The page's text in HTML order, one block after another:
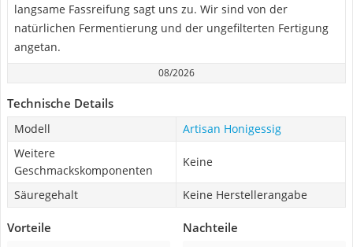
langsame Fassreifung sagt uns zu. Wir sind von der
natürlichen Fermentierung und der ungefilterten Fertigung
angetan.
08/2026
Technische Details
Modell
Artisan Honigessig
Weitere
Geschmackskomponenten
Keine
Säuregehalt Keine Herstellerangabe
Vorteile Nachteile